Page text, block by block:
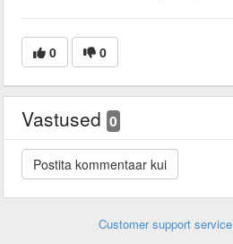
0 0
Vastused 0
Customer support service